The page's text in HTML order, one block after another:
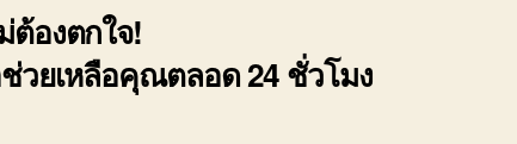
ต้องตกใจ!
วยเหลือคุณตลอด 24 ชั่วโมง